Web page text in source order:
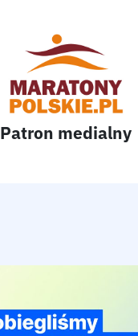
Patron medialny